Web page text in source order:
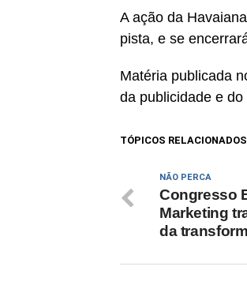
A ação da
pista, e se
Matéria publicada
da publicidade e
TÓPICOS
NÃO PERCA
Congresso
Marketing
da